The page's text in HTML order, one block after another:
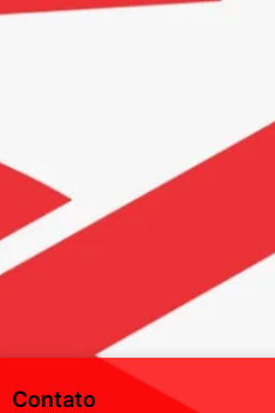
Contato